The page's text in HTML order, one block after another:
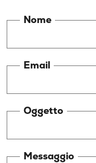
Nome
Email
Oggetto
Messaggio